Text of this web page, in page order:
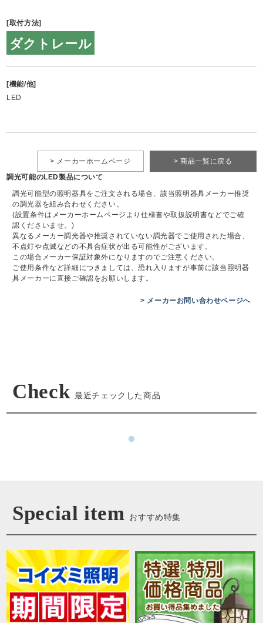
[取付方法]
ダクトレール
[機能/他]
LED
> 商品一覧に戻る
> メーカーホームページ
調光可能のLED製品について
調光可能型の照明器具をご注文される場合、該当照明器具メーカー推奨
の調光器を組み合わせください。
(設置条件はメーカーホームページより仕様書や取扱説明書などでご確
認くださいませ。)
異なるメーカー調光器や推奨されていない調光器でご使用された場合、
不点灯や点滅などの不具合症状が出る可能性がございます。
この場合メーカー保証対象外になりますのでご注意ください。
ご使用条件など詳細につきましては、恐れ入りますが事前に該当照明器
具メーカーに直接ご確認をお願いします。
> メーカーお問い合わせページへ
Check 最近チェックした商品
Special item おすすめ特集